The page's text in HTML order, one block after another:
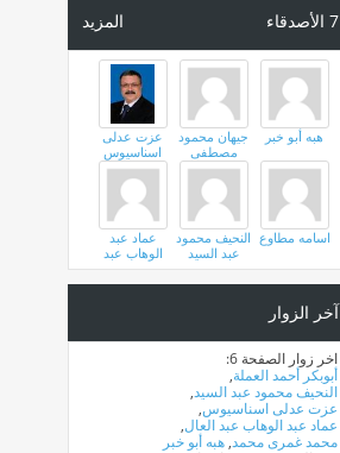
المزيد 7 الأصدقاء
هبه أبو خبر
جيهان محمود
مصطفى
عزت عدلى
اسناسيوس
اسامه مطاوع النحيف محمود
عبد السيد
عماد عبد
الوهاب عبد
العال
آخر الزوار
اخر زوار الصفحة 6:
أبوبكر أحمد العملة,
النحيف محمود عبد السيد,
عزت عدلى اسناسيوس,
عماد عبد الوهاب عبد العال,
محمد غمرى محمد, هبه أبو خبر